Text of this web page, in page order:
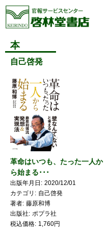
本
自己啓発
革命はいつも、たった一人か
ら始まる･･･
出版年月日
2020/12/01
カテゴリ
自己啓発
著者 藤原和博
出版社
ポプラ社
税込価格
1,760円